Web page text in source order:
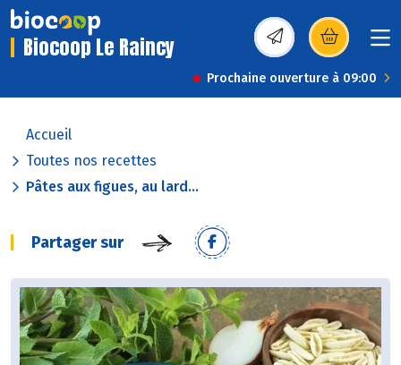
Biocoop Le Raincy (s’ouvre dans une
Prochaine ouverture à 09:00
Accueil
Toutes nos recettes
Pâtes aux figues, au lard...
Partager sur